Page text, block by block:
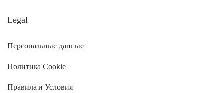
Legal
Персональные данные
Политика Cookie
Правила и Условия